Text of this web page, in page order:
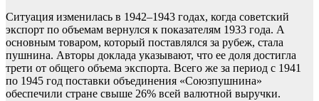
Ситуация изменилась в 1942–1943 годах, когда советский
экспорт по объемам вернулся к показателям 1933 года. А
основным товаром, который поставлялся за рубеж, стала
пушнина. Авторы доклада указывают, что ее доля достигла
трети от общего объема экспорта. Всего же за период с 1941
по 1945 год поставки объединения «Союзпушнина»
обеспечили стране свыше 26% всей валютной выручки.